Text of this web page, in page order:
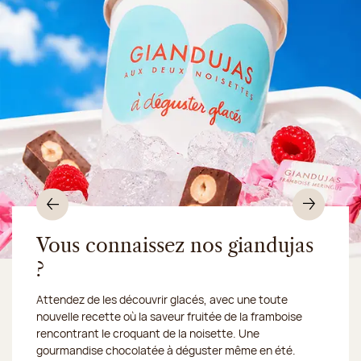
Vous connaissez nos giandujas
?
Attendez de les découvrir glacés, avec une toute
nouvelle recette où la saveur fruitée de la framboise
rencontrant le croquant de la noisette. Une
gourmandise chocolatée à déguster même en été.
Du 10 au 16 août 2026, notre atelier sera fermé :
Découvrir le produit
Découvrez notre collection de crèmes glacées et
nous expédions vos
gourmandises en Chronofresh
Je découvre la collection
Précédent